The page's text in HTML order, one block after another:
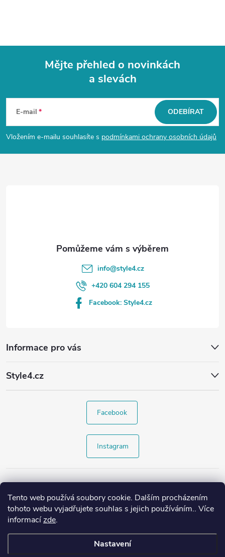
Tento web používá soubory cookie. Dalším procházením
tohoto webu vyjadřujete souhlas s jejich používáním.. Více
informacízde.
Nastavení
p
s
p
a
Mějte přehled o novinkách
a slevách
E-mail
Vložením e-mailu souhlasíte s podmínkami ochrany osobních údajů
ODEBÍRAT
Informace pro vás
Style4.cz
info@style4.cz
+420 604 294 155
Facebook: Style4.cz
Facebook
Instagram